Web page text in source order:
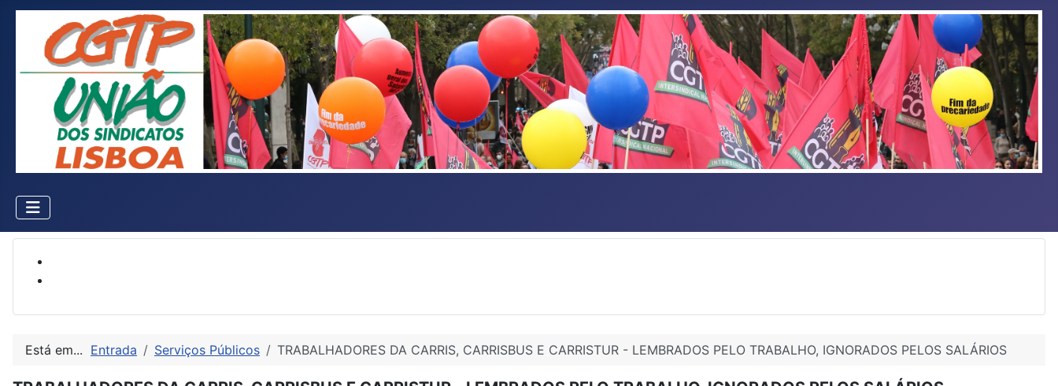
Está em... Entrada Serviços Públicos TRABALHADORES DA CARRIS, CARRISBUS E CARRISTUR - LEMBRADOS PELO TRABALHO, IGNORADOS PELOS SALÁRIOS